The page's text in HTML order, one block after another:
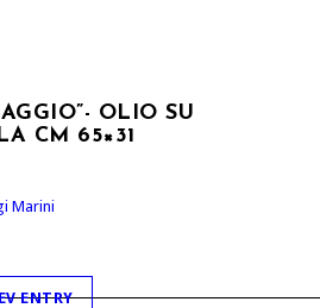
OLIO SU
CM 65×31
Marini
ENTRY